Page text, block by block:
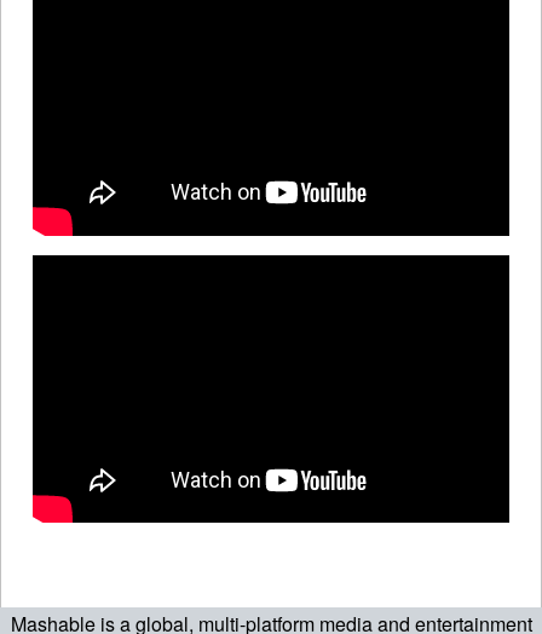
Mashable is a global, multi-platform media and entertainment